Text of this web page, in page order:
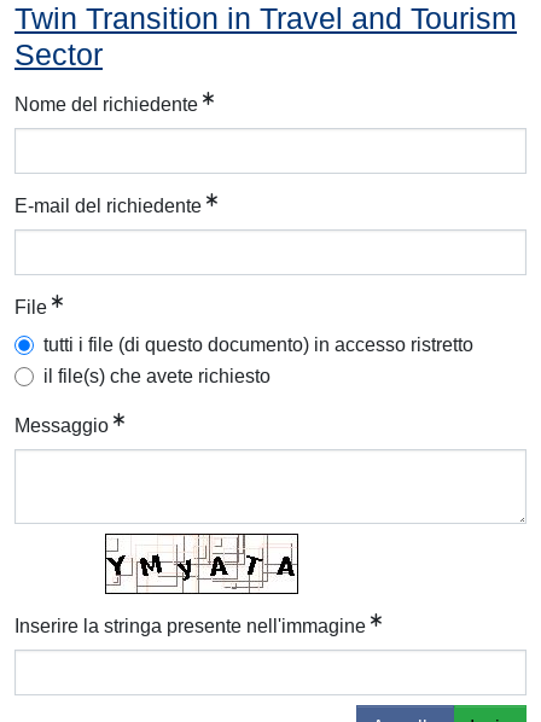
Twin Transition in Travel and Tourism
Sector
Nome del richiedente
E-mail del richiedente
File
tutti i file (di questo documento) in accesso ristretto
il file(s) che avete richiesto
Messaggio
Inserire la stringa presente nell'immagine